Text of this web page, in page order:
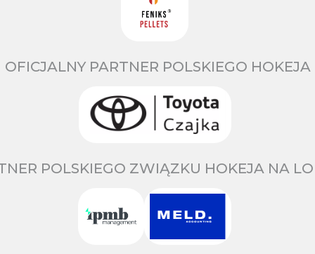
OFICJALNY PARTNER POLSKIEGO HOKEJA
POLSKIEGO ZWIĄZKU HOKEJA NA